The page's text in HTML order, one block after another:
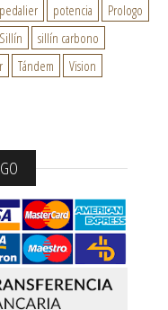
pedalier potencia
Prologo
Sillín
sillín carbono
Tándem
Vision